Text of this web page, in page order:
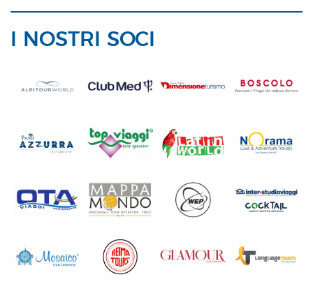
I NOSTRI SOCI